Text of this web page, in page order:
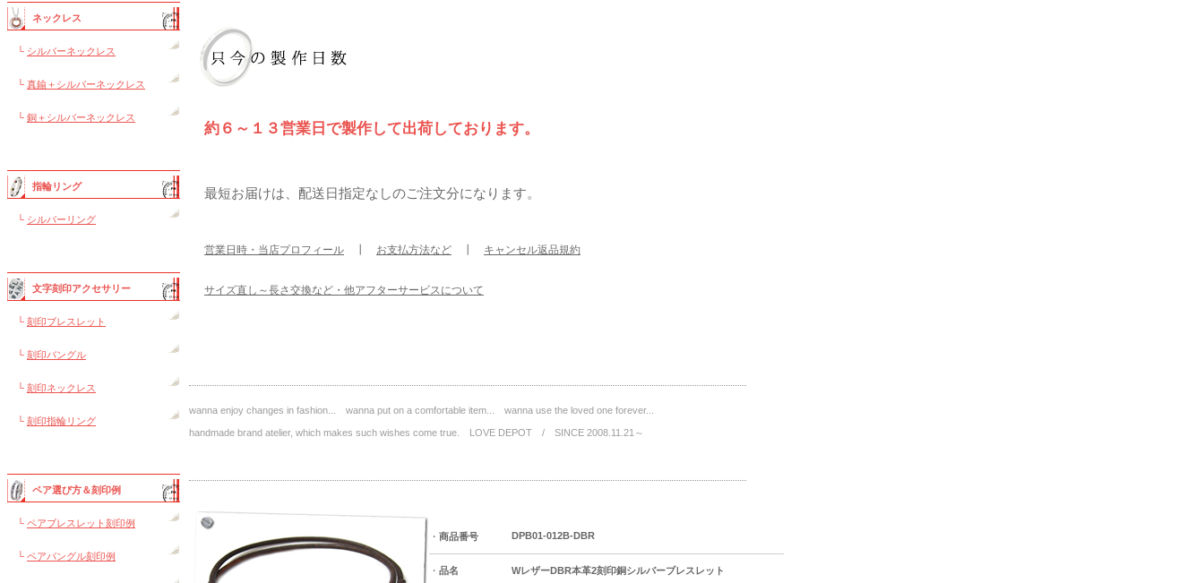
ネックレス
└ シルバーネックレス
└ 真鍮＋シルバーネックレス
└ 銅＋シルバーネックレス
指輪リング
└ シルバーリング
文字刻印アクセサリー
└ 刻印ブレスレット
└ 刻印バングル
└ 刻印ネックレス
└ 刻印指輪リング
ペア選び方＆刻印例
└ ペアブレスレット刻印例
└ ペアバングル刻印例
約６～１３営業日で製作して出荷しております。
最短お届けは、配送日指定なしのご注文分になります。
営業日時・当店プロフィール お支払方法など キャンセル返品規約
サイズ直し～長さ交換など・他アフターサービスについて
wanna enjoy changes in fashion... wanna put on a comfortable item... wanna use the loved one forever...
handmade brand atelier, which makes such wishes come true. LOVE DEPOT / SINCE 2008.11.21～
・ 商品番号 DPB01-012B-DBR
・ 品名 WレザーDBR本革2刻印銅シルバーブレスレット